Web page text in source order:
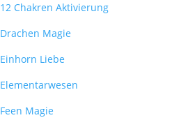
12 Chakren Aktivierung
Drachen Magie
Einhorn Liebe
Elementarwesen
Feen Magie